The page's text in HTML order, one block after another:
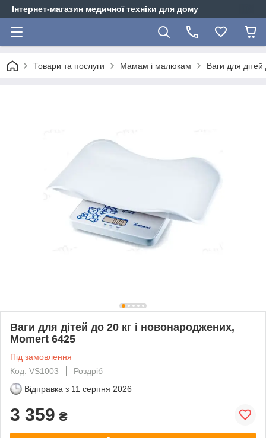
Інтернет-магазин медичної техніки для дому
Товари та послуги Мамам і малюкам Ваги для
Ваги для дітей до 20 кг і новонароджених,
Momert 6425
Під замовлення
Код: VS1003
Роздріб
Відправка з 11 серпня 2026
3 359 ₴